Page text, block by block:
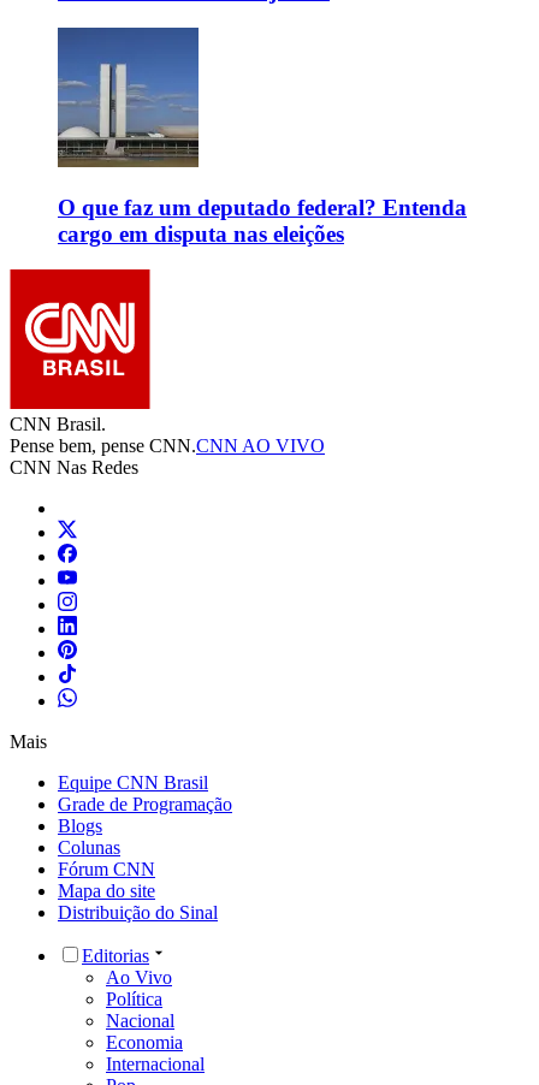
O que faz um deputado federal? Entenda
cargo em disputa nas eleições
CNN Brasil.
Pense bem, pense CNN.CNN AO VIVO
CNN Nas Redes
Mais
Equipe CNN Brasil
Grade de Programação
Blogs
Colunas
Fórum CNN
Mapa do site
Distribuição do Sinal
Editorias
Ao Vivo
Política
Nacional
Economia
Internacional